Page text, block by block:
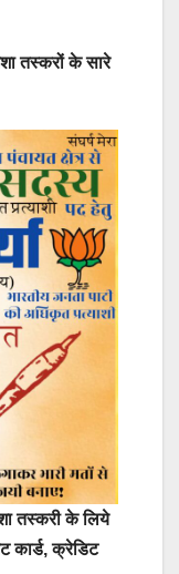
तस्करों के सारे
तस्करी के लिये
कार्ड, क्रेडिट